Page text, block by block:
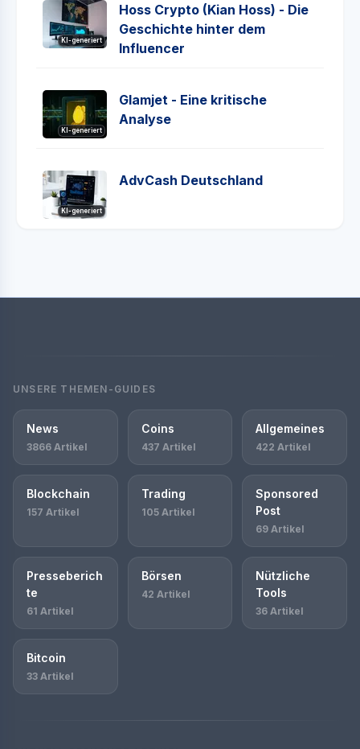
KI-generiert
Hoss Crypto (Kian Hoss) - Die
Geschichte hinter dem
Influencer
KI-generiert
Glamjet - Eine kritische
Analyse
KI-generiert
AdvCash Deutschland
UNSERE THEMEN-GUIDES
News
3866 Artikel
Coins
437 Artikel
Allgemeines
422 Artikel
Blockchain
157 Artikel
Trading
105 Artikel
Sponsored
Post
69 Artikel
Presseberich
te
61 Artikel
Börsen
42 Artikel
Nützliche
Tools
36 Artikel
Bitcoin
33 Artikel